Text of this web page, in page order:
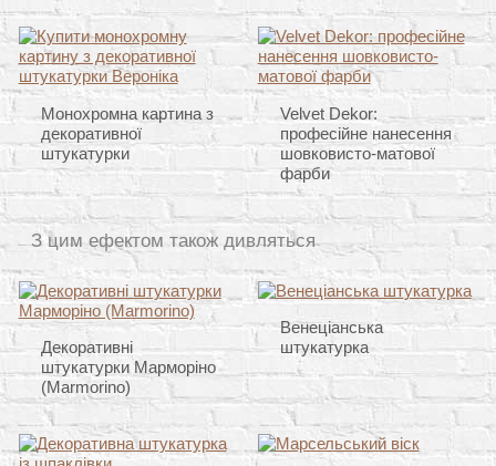
Монохромна картина з
декоративної
штукатурки
Velvet Dekor:
професійне нанесення
шовковисто-матової
фарби
З цим ефектом також дивляться
Декоративні
штукатурки Марморіно
(Marmorino)
Венеціанська
штукатурка